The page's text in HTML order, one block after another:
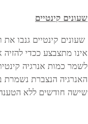
שעונים קינטיים
שעונים קינטיים גנבו
אינו מתצבצע ככדי
לשמר כמות אנרגיה
האנרגיה הנצברת
שישה חודשים ללא